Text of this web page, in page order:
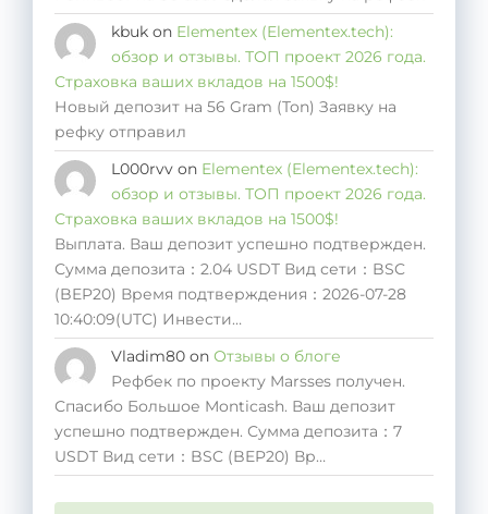
kbuk on Elementex (Elementex.tech):
обзор и отзывы. ТОП проект 2026 года.
Страховка ваших вкладов на 1500$!
Новый депозит на 56 Gram (Ton) Заявку на
рефку отправил
L000rvv on Elementex (Elementex.tech):
обзор и отзывы. ТОП проект 2026 года.
Страховка ваших вкладов на 1500$!
Выплата. Ваш депозит успешно подтвержден.
Сумма депозита：2.04 USDT Вид сети：BSC
(BEP20) Время подтверждения：2026-07-28
10:40:09(UTC) Инвести…
Vladim80 on Отзывы о блоге
Рефбек по проекту Marsses получен.
Спасибо Большое Monticash. Ваш депозит
успешно подтвержден. Сумма депозита：7
USDT Вид сети：BSC (BEP20) Вр…